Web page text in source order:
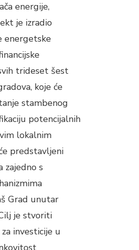
energije,
je izradio
energetske
trideset šest
koje će
stambenog
potencijalnih
lokalnim
predstavljeni
s
Grad unutar
je stvoriti
investicije u